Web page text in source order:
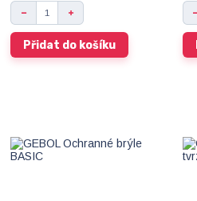
Přidat do košíku